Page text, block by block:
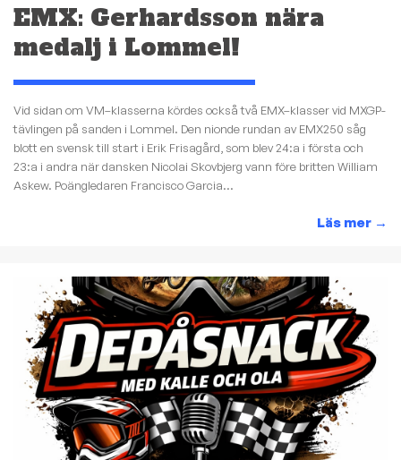
EMX: Gerhardsson nära
medalj i Lommel!
Vid sidan om VM–klasserna kördes också två EMX–klasser vid MXGP-
tävlingen på sanden i Lommel. Den nionde rundan av EMX250 såg
blott en svensk till start i Erik Frisagård, som blev 24:a i första och
23:a i andra när dansken Nicolai Skovbjerg vann före britten William
Askew. Poängledaren Francisco Garcia...
Läs mer →